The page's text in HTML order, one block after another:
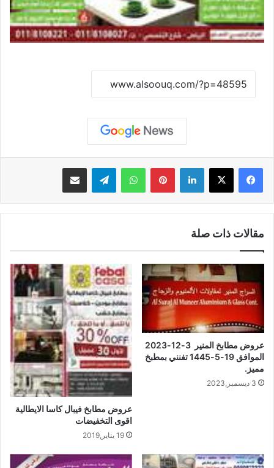
لينكدإن بينتيريستواتساب تيلقرام مشاركة عبر البريد
مقالات ذات صلة
عروض مطابخ المنير 3-12-2023
الموافق 19-5-1445 تفنني بمطبخ
مميز.
3 ديسمبر,2023
عروض مطابخ فيبال كاسا الايطالية
اقوى التخفيضات
19 يناير,2019